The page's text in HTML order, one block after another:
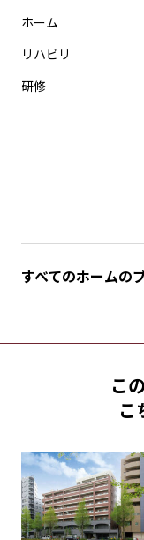
ホーム
リハビリ
研修
すべてのホームの
こ
こ